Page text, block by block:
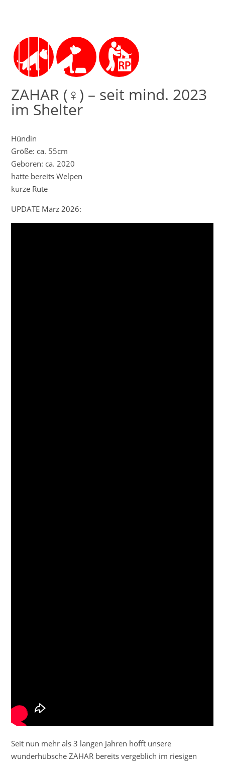
ZAHAR (♀) – seit mind. 2023
im Shelter
Hündin
Größe: ca. 55cm
Geboren: ca. 2020
hatte bereits Welpen
kurze Rute
UPDATE März 2026:
Seit nun mehr als 3 langen Jahren hofft unsere
wunderhübsche ZAHAR bereits vergeblich im riesigen